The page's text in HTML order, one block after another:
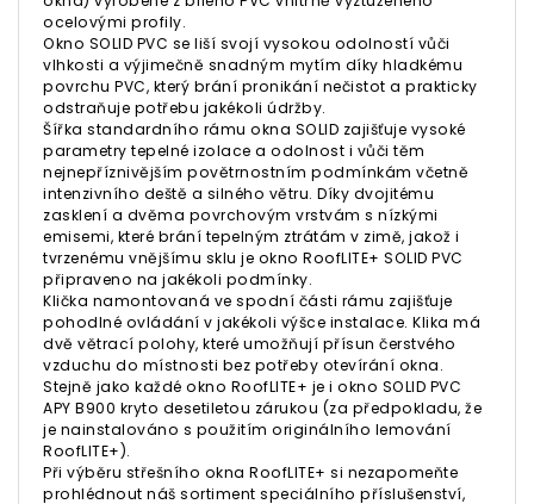
ocelovými profily.
Okno SOLID PVC se liší svojí vysokou odolností vůči
vlhkosti a výjimečně snadným mytím díky hladkému
povrchu PVC, který brání pronikání nečistot a prakticky
odstraňuje potřebu jakékoli údržby.
Šířka standardního rámu okna SOLID zajišťuje vysoké
parametry tepelné izolace a odolnost i vůči těm
nejnepříznivějším povětrnostním podmínkám včetně
intenzivního deště a silného větru. Díky dvojitému
zasklení a dvěma povrchovým vrstvám s nízkými
emisemi, které brání tepelným ztrátám v zimě, jakož i
tvrzenému vnějšímu sklu je okno RoofLITE+ SOLID PVC
připraveno na jakékoli podmínky.
Klička namontovaná ve spodní části rámu zajišťuje
pohodlné ovládání v jakékoli výšce instalace. Klika má
dvě větrací polohy, které umožňují přísun čerstvého
vzduchu do místnosti bez potřeby otevírání okna.
Stejně jako každé okno RoofLITE+ je i okno SOLID PVC
APY B900 kryto desetiletou zárukou (za předpokladu, že
je nainstalováno s použitím originálního lemování
RoofLITE+).
Při výběru střešního okna RoofLITE+ si nezapomeňte
prohlédnout náš sortiment speciálního příslušenství,